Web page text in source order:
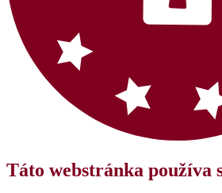
Táto webstránka používa